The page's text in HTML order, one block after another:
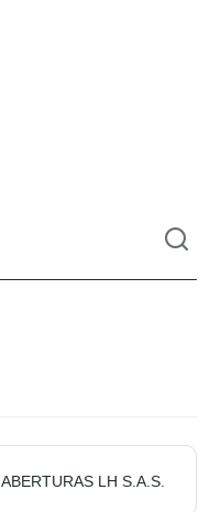
ABERTURAS LH S.A.S.